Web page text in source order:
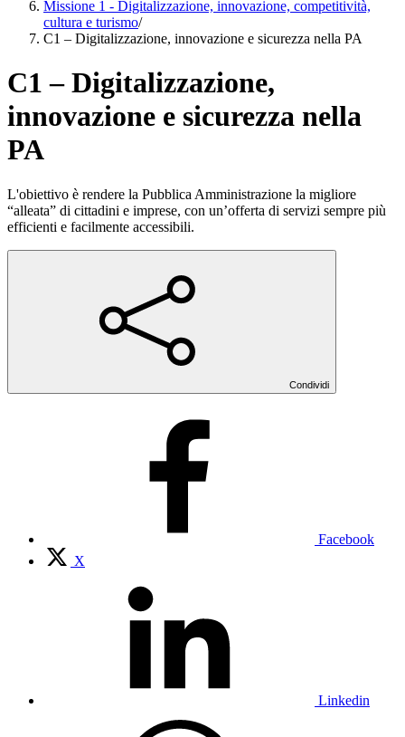
Missione 1 - Digitalizzazione, innovazione, competitività,
cultura e turismo/
C1 – Digitalizzazione, innovazione e sicurezza nella PA
C1 – Digitalizzazione,
innovazione e sicurezza nella
PA
L'obiettivo è rendere la Pubblica Amministrazione la migliore
“alleata” di cittadini e imprese, con un’offerta di servizi sempre più
efficienti e facilmente accessibili.
Condividi
Facebook
X
Linkedin